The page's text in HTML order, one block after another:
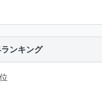
ンキング